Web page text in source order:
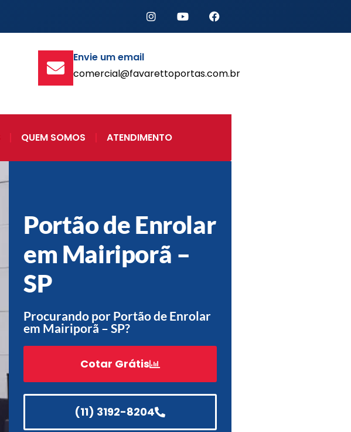
Envie um email
comercial@favarettoportas.com.br
QUEM SOMOS ATENDIMENTO
Portão de Enrolar
em Mairiporã –
SP
Procurando por Portão de Enrolar
em Mairiporã – SP?
Cotar Grátis
(11) 3192-8204